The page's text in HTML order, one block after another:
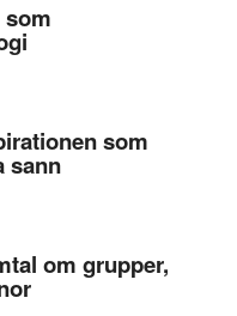
som
sann
om grupper,